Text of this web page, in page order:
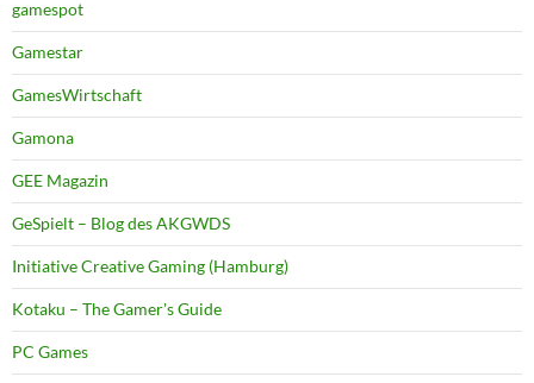
gamespot
Gamestar
GamesWirtschaft
Gamona
GEE Magazin
GeSpielt – Blog des AKGWDS
Initiative Creative Gaming (Hamburg)
Kotaku – The Gamer's Guide
PC Games